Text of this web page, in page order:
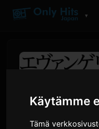
Käytämme
Tämä
▼